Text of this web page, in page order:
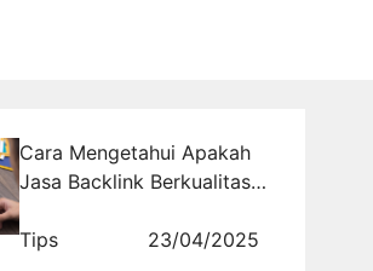
Cara Mengetahui Apakah
Jasa Backlink Berkualitas
benar Efektif
Tips 23/04/2025